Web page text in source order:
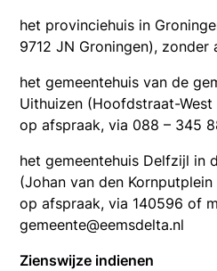
het provinciehuis in
9712 JN Groningen), zonder
het gemeentehuis van de
Uithuizen (Hoofdstraat-West
op afspraak, via 088 – 345
het gemeentehuis Delfzijl in
(Johan van den
op afspraak, via 140596 of
gemeente@eemsdelta.nl
Zienswijze indienen